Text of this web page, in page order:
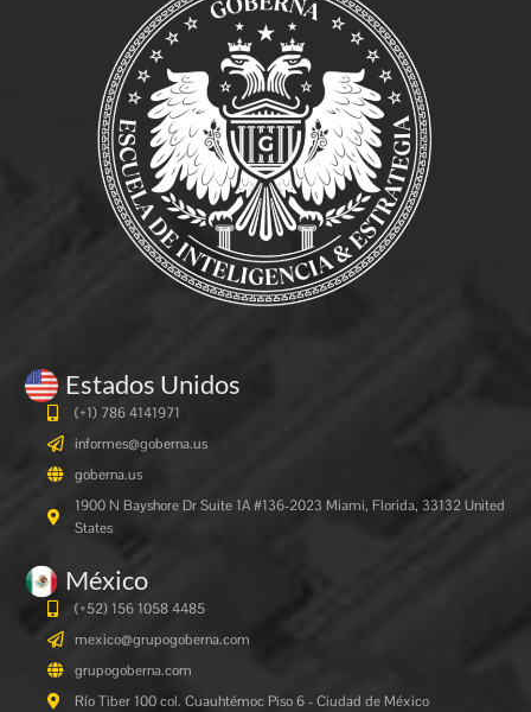
Estados Unidos
(+1) 786 4141971
informes@goberna.us
goberna.us
1900 N Bayshore Dr Suite 1A #136-2023 Miami, Florida, 33132 United
States
México
(+52) 156 1058 4485
mexico@grupogoberna.com
grupogoberna.com
Río Tiber 100 col. Cuauhtémoc Piso 6 - Ciudad de México